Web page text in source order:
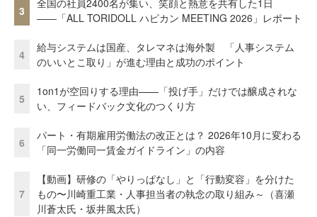
3
全国の社員2400名が集い、笑顔と熱意を共有した1日
――「ALL TORIDOLL ハピカン MEETING 2026」レポート
4
給与システムは国産、タレマネは海外製 「人事システム
のいいとこ取り」が進む理由と成功のポイント
5
1on1が空回りする理由——「投げ手」だけでは醸成されな
い、フィードバック文化のつくり方
6
パート・有期雇用労働法の改正とは？ 2026年10月に変わる
「同一労働同一賃金ガイドライン」の内容
7
【動画】研修の「やりっぱなし」と「行動変容」を分けた
もの〜川崎重工業・人事担当者の執念の取り組み～（喜瀬
川蒼太氏・坂井風太氏）